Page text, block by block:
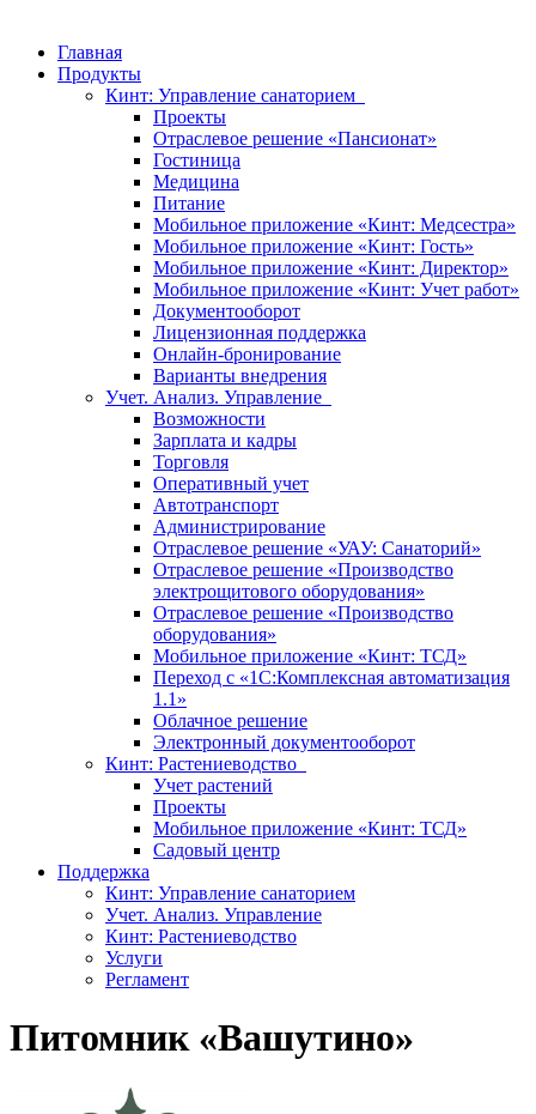
Главная
Продукты
Кинт: Управление санаторием
Проекты
Отраслевое решение «Пансионат»
Гостиница
Медицина
Питание
Мобильное приложение «Кинт: Медсестра»
Мобильное приложение «Кинт: Гость»
Мобильное приложение «Кинт: Директор»
Мобильное приложение «Кинт: Учет работ»
Документооборот
Лицензионная поддержка
Онлайн-бронирование
Варианты внедрения
Учет. Анализ. Управление
Возможности
Зарплата и кадры
Торговля
Оперативный учет
Автотранспорт
Администрирование
Отраслевое решение «УАУ: Санаторий»
Отраслевое решение «Производство
электрощитового оборудования»
Отраслевое решение «Производство
оборудования»
Мобильное приложение «Кинт: ТСД»
Переход с «1С:Комплексная автоматизация
1.1»
Облачное решение
Электронный документооборот
Кинт: Растениеводство
Учет растений
Проекты
Мобильное приложение «Кинт: ТСД»
Садовый центр
Поддержка
Кинт: Управление санаторием
Учет. Анализ. Управление
Кинт: Растениеводство
Услуги
Регламент
Питомник «Вашутино»